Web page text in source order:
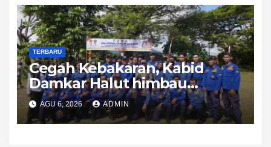
TERBARU
Cegah Kebakaran, Kabid
Damkar Halut himbau
Waspada dan Utamakan
Lapor Damkar Bukan Posting
Medsos
AGU 6, 2026 ADMIN